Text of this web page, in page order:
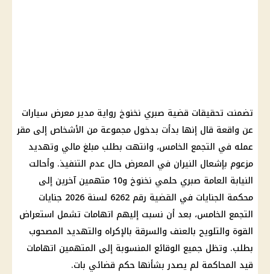
تضمنت تحقيقات قضية صبري نخنوخ رواية مدير معرض سيارات
عن واقعة قال إنها بدأت بدخول مجموعة من الأشخاص إلى مقر
عمله في التجمع الخامس، وانتهت بطلب مبلغ مالي وتهديد
مزعوم بإشعال النيران في المعرض حال عدم التنفيذ. وأحالت
النيابة العامة صبري حلمي نخنوخ و10 متهمين آخرين إلى
محكمة الجنايات في القضية رقم 6262 لسنة 2026 جنايات
التجمع الخامس، بعد أن نسبت إليهم اتهامات تشمل استعراض
القوة والتلويح بالعنف والسرقة بالإكراه والتهديد المصحوب
بطلب. وتظل جميع الوقائع المنسوبة إلى المتهمين اتهامات
قيد المحاكمة لم يصدر بشأنها حكم قضائي بات.